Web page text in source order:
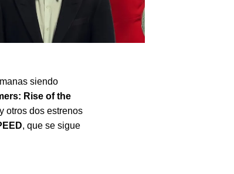
siendo
Rise of the
otros dos estrenos
, que se sigue